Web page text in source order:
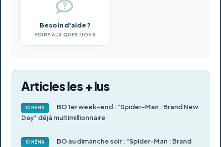
Besoin d'aide ?
FOIRE AUX QUESTIONS
Articles les + lus
CINÉMA
BO 1er week-end : "Spider-Man : Brand New
Day" déjà multimillionnaire
CINÉMA
BO au dimanche soir : "Spider-Man : Brand